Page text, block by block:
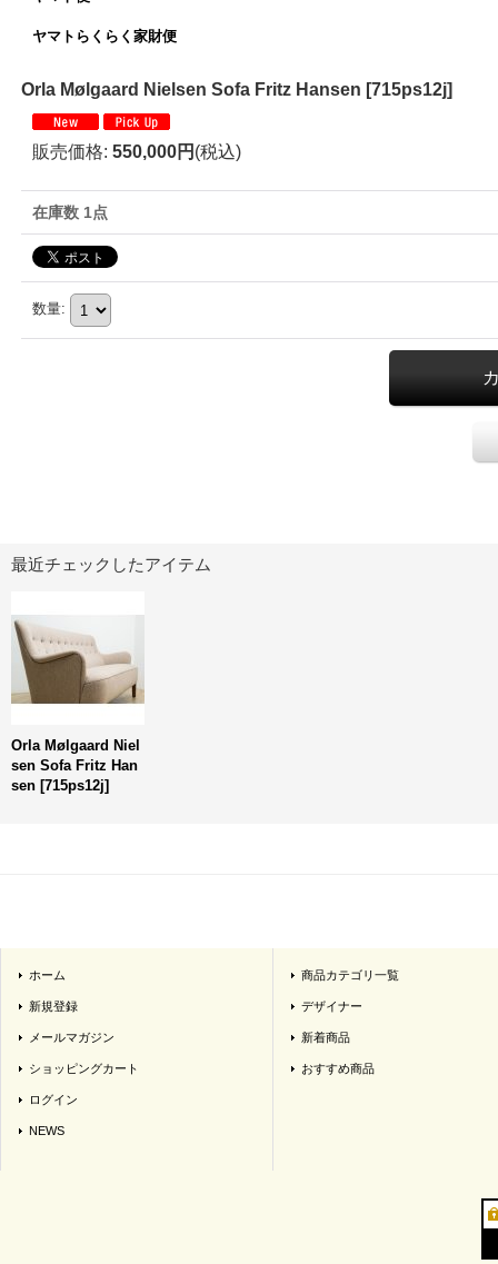
ヤマトらくらく家財便
Orla Mølgaard Nielsen Sofa Fritz Hansen [715ps12j]
販売価格: 550,000円 (税込)
在庫数 1点
数量:
最近チェックしたアイテム
Orla Mølgaard Niel
sen Sofa Fritz Han
sen [715ps12j]
ホーム
新規登録
メールマガジン
ショッピングカート
ログイン
NEWS
商品カテゴリ一覧
デザイナー
新着商品
おすすめ商品